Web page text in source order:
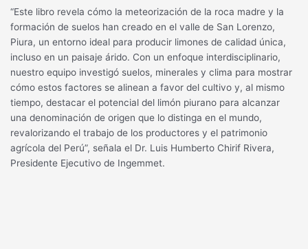
“Este libro revela cómo la meteorización de la roca madre y la
formación de suelos han creado en el valle de San Lorenzo,
Piura, un entorno ideal para producir limones de calidad única,
incluso en un paisaje árido. Con un enfoque interdisciplinario,
nuestro equipo investigó suelos, minerales y clima para mostrar
cómo estos factores se alinean a favor del cultivo y, al mismo
tiempo, destacar el potencial del limón piurano para alcanzar
una denominación de origen que lo distinga en el mundo,
revalorizando el trabajo de los productores y el patrimonio
agrícola del Perú”, señala el Dr. Luis Humberto Chirif Rivera,
Presidente Ejecutivo de Ingemmet.